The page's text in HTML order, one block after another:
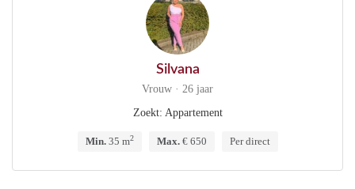
Silvana
Vrouw · 26 jaar
Zoekt: Appartement
Min.35 m2 Max.€ 650 Per direct